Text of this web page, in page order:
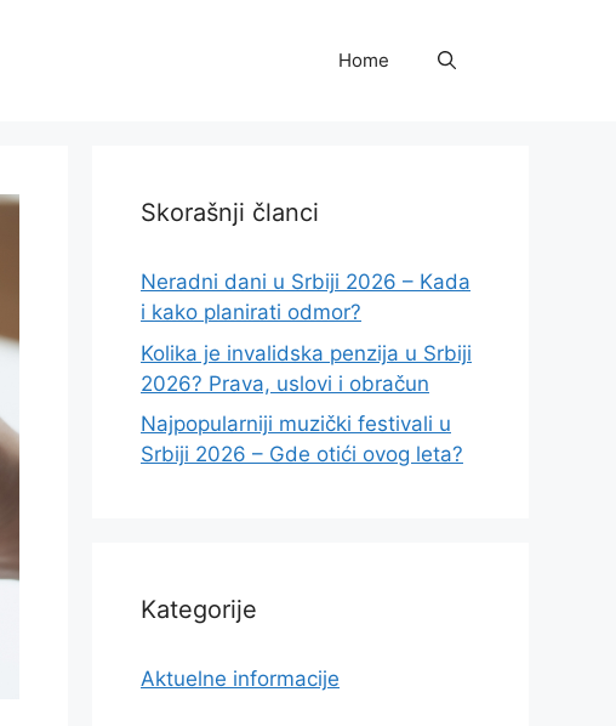
Home
Skorašnji članci
Neradni dani u Srbiji 2026 – Kada
i kako planirati odmor?
Kolika je invalidska penzija u Srbiji
2026? Prava, uslovi i obračun
Najpopularniji muzički festivali u
Srbiji 2026 – Gde otići ovog leta?
Kategorije
Aktuelne informacije